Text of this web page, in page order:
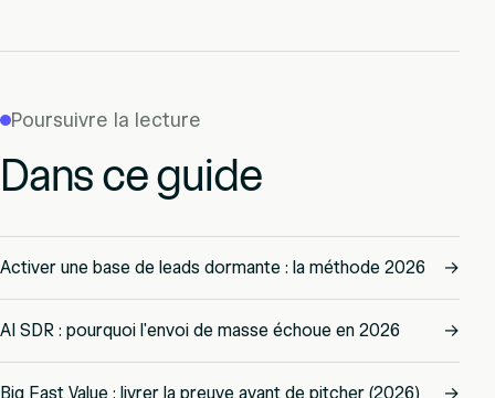
Poursuivre la lecture
Dans ce guide
Activer une base de leads dormante : la méthode 2026 →
AI SDR : pourquoi l'envoi de masse échoue en 2026 →
Big Fast Value : livrer la preuve avant de pitcher (2026) →